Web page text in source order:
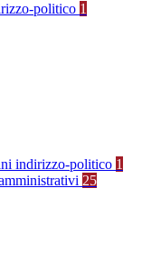
politico 1
indirizzo-politico 1
25